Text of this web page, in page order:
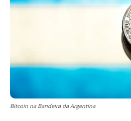
Bitcoin na Bandeira da Argentina